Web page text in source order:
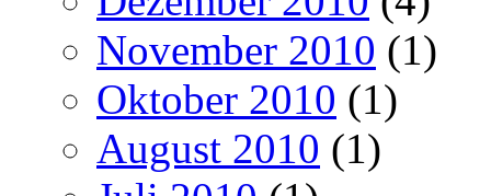
November 2010 (1)
Oktober 2010 (1)
August 2010 (1)